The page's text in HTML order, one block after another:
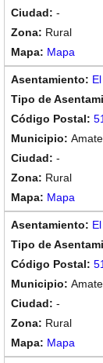
-
Rural
Mapa
-
Rural
Mapa
-
Rural
Mapa